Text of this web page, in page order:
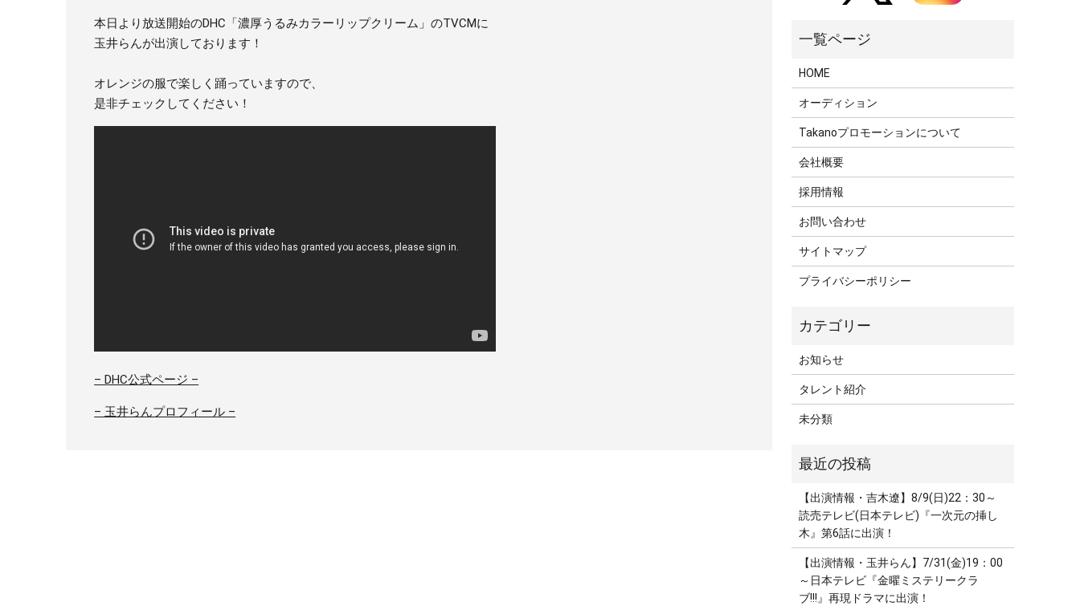
本日より放送開始のDHC「濃厚うるみカラーリップクリーム」のTVCMに
玉井らんが出演しております！
オレンジの服で楽しく踊っていますので、
是非チェックしてください！
– DHC公式ページ –
– 玉井らんプロフィール –
HOME
オーディション
Takanoプロモーションについて
会社概要
採用情報
お問い合わせ
サイトマップ
プライバシーポリシー
お知らせ
タレント紹介
未分類
【出演情報・吉木遼】8/9(日)22：30～
読売テレビ(日本テレビ)『一次元の挿し
木』第6話に出演！
【出演情報・玉井らん】7/31(金)19：00
～日本テレビ『金曜ミステリークラ
ブ!!!』再現ドラマに出演！